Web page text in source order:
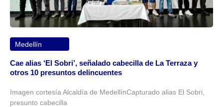
Medellín
Cae alias ‘El Sobri’, señalado cabecilla de La Terraza y
otros 10 presuntos delincuentes
Imagen cortesía Alcaldía de MedellínCapturado alias El Sobri,
presunto cabecilla